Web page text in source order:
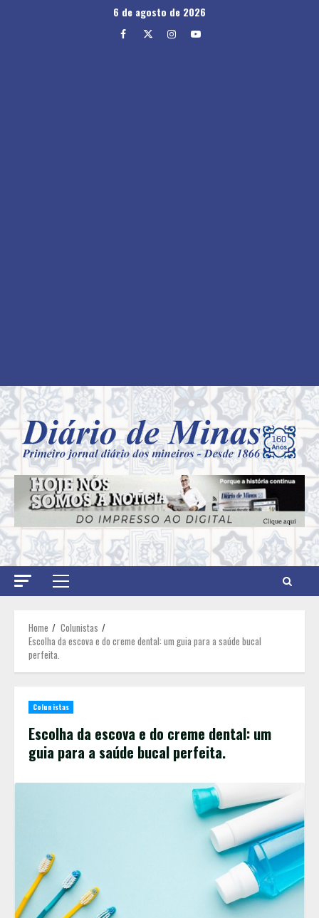
6 de agosto de 2026
Facebook
TwitterInstagram
Youtube
Primary
Home
Colunistas
Escolha da escova e do creme dental: um guia para a saúde bucal
perfeita.
Colunistas
Escolha da escova e do creme dental: um
guia para a saúde bucal perfeita.